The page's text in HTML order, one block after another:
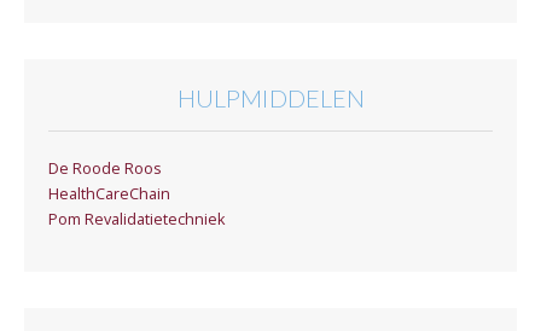
HULPMIDDELEN
De Roode Roos
HealthCareChain
Pom Revalidatietechniek